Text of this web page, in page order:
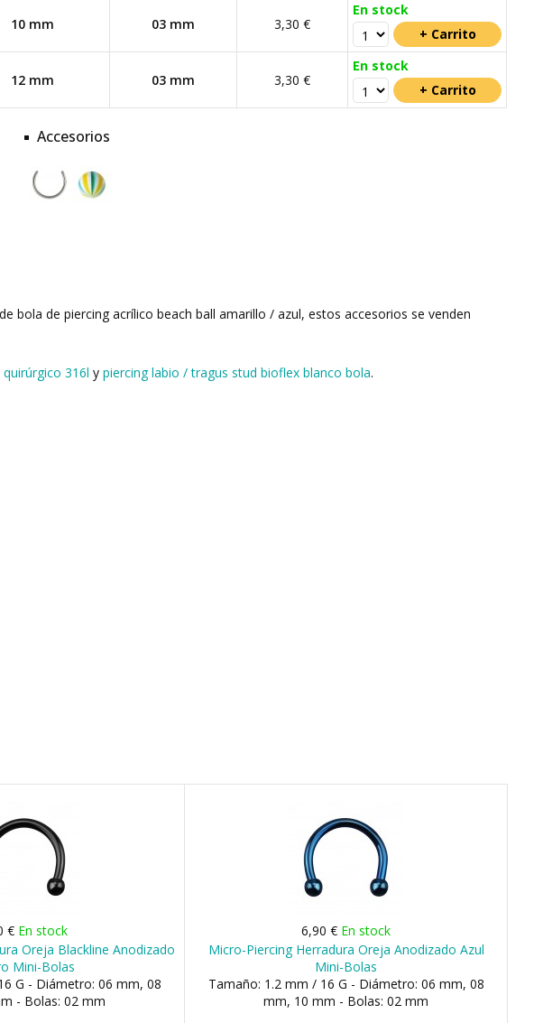
10 mm 03 mm 3,30 €
En stock
12 mm 03 mm 3,30 €
En stock
Accesorios
bola de piercing acrílico beach ball amarillo / azul, estos accesorios se venden
316l y piercing labio / tragus stud bioflex blanco bola.
€ En stock
Oreja Blackline Anodizado
Mini-Bolas
G - Diámetro: 06 mm, 08
- Bolas: 02 mm
6,90 € En stock
Micro-Piercing Herradura Oreja Anodizado Azul
Mini-Bolas
Tamaño: 1.2 mm / 16 G - Diámetro: 06 mm, 08
mm, 10 mm - Bolas: 02 mm